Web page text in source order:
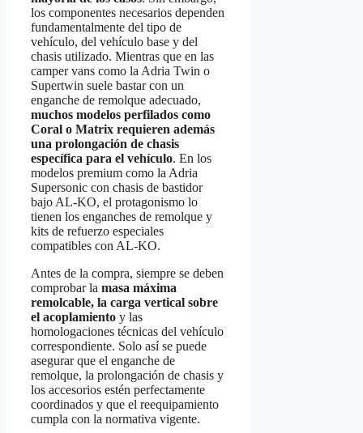
los componentes necesarios dependen
fundamentalmente del tipo de
vehículo, del vehículo base y del
chasis utilizado. Mientras que en las
camper vans como la Adria Twin o
Supertwin suele bastar con un
enganche de remolque adecuado,
muchos modelos perfilados como
Coral o Matrix requieren además
una prolongación de chasis
específica para el vehículo. En los
modelos premium como la Adria
Supersonic con chasis de bastidor
bajo AL-KO, el protagonismo lo
tienen los enganches de remolque y
kits de refuerzo especiales
compatibles con AL-KO.
Antes de la compra, siempre se deben
comprobar la masa máxima
remolcable, la carga vertical sobre
el acoplamiento y las
homologaciones técnicas del vehículo
correspondiente. Solo así se puede
asegurar que el enganche de
remolque, la prolongación de chasis y
los accesorios estén perfectamente
coordinados y que el reequipamiento
cumpla con la normativa vigente.